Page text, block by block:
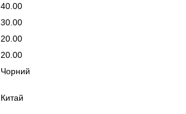
40.00
30.00
20.00
20.00
Чорний
Китай